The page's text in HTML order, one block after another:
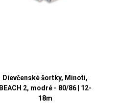
Dievčenské šortky, Minoti,
BEACH 2, modré - 80/86 | 12-
18m